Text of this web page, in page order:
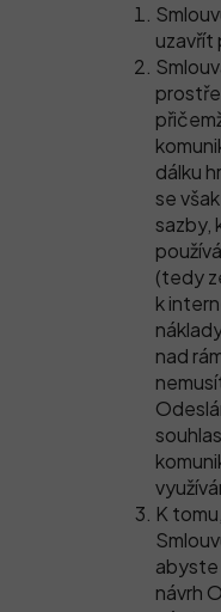
uzavřít
dálku
se
sazby,
(tedy
k
nad
K
abyste
návrh